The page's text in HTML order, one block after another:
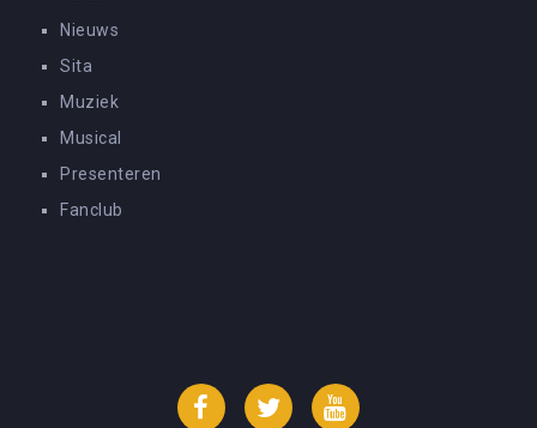
Nieuws
Sita
Muziek
Musical
Presenteren
Fanclub
FacebookTwitter YouTube